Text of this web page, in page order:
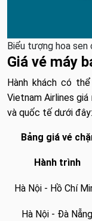
Biểu tượng hoa sen
Giá vé máy
Hành khách có
Vietnam Airlines
và quốc tế dưới đây:
Bảng giá vé
Hành trình
Hà Nội - Hồ Chí
Hà Nội - Đà Nẵng